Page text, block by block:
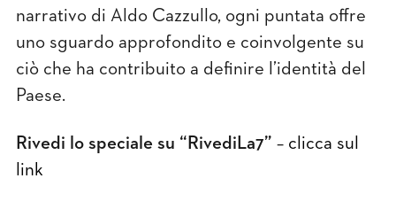
narrativo di Aldo Cazzullo, ogni puntata offre
uno sguardo approfondito e coinvolgente su
ciò che ha contribuito a definire l’identità del
Paese.
Rivedi lo speciale su “RivediLa7” – clicca sul
link